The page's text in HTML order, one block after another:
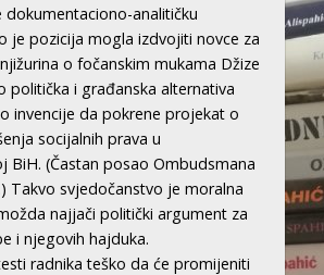
dokumentaciono-analitičku
je pozicija mogla izdvojiti novce za
o fočanskim mukama Džize
politička i građanska alternativa
invencije da pokrene projekat o
socijalnih prava u
BiH. (Častan posao Ombudsmana
Takvo svjedočanstvo je moralna
najjači politički argument za
i njegovih hajduka.
radnika teško da će promijeniti